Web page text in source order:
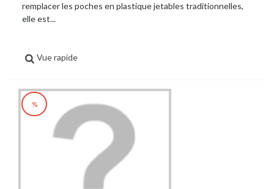
remplacer les poches en plastique jetables traditionnelles,
elle est...
Vue rapide
%